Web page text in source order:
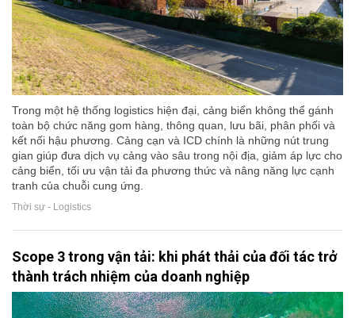
Trong một hệ thống logistics hiện đại, cảng biển không thể gánh
toàn bộ chức năng gom hàng, thông quan, lưu bãi, phân phối và
kết nối hậu phương. Cảng cạn và ICD chính là những nút trung
gian giúp đưa dịch vụ cảng vào sâu trong nội địa, giảm áp lực cho
cảng biển, tối ưu vận tải đa phương thức và nâng năng lực cạnh
tranh của chuỗi cung ứng.
Thời sự - Logistics
Scope 3 trong vận tải: khi phát thải của đối tác trở
thành trách nhiệm của doanh nghiệp